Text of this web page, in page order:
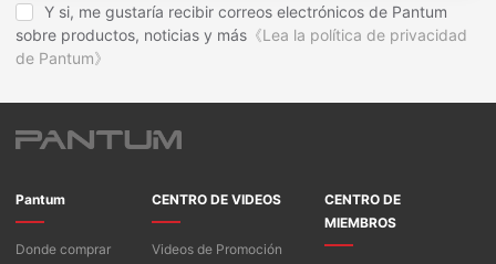
Y si, me gustaría recibir correos electrónicos de Pantum
sobre productos, noticias y más 《Lea la política de privacidad
de Pantum》
Pantum
Donde comprar
CENTRO DE VIDEOS
Videos de Promoción
CENTRO DE
MIEMBROS